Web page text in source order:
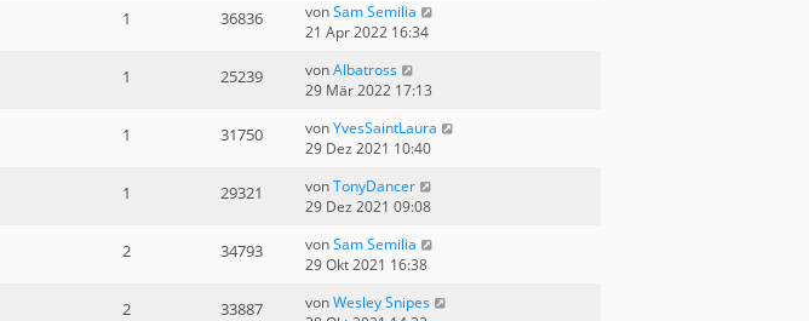
1 36836 vonSam Semilia
21 Apr 2022 16:34
1 25239 vonAlbatross
29 Mär 2022 17:13
1 31750 vonYvesSaintLaura
29 Dez 2021 10:40
1 29321 vonTonyDancer
29 Dez 2021 09:08
2 34793 vonSam Semilia
29 Okt 2021 16:38
2 33887 vonWesley Snipes